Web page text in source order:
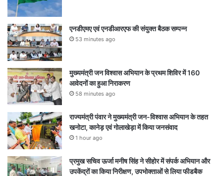
एनडीएमए एवं एनडीआरएफ की संयुक्त बैठक सम्पन्न
53 minutes ago
मुख्यमंत्री जन विश्वास अभियान के प्रथम शिविर में 160
आवेदनों का हुआ निराकरण
58 minutes ago
राज्यमंत्री पंवार ने मुख्यमंत्री जन-विश्वास अभियान के तहत
खनोटा, कानेड़ एवं गोलाखेड़ा में किया जनसंवाद
1 hour ago
प्रमुख सचिव ऊर्जा मनीष सिंह ने सीहोर में संपर्क अभियान और
उपकेंद्रों का किया निरीक्षण, उपभोक्ताओं से लिया फीडबैक